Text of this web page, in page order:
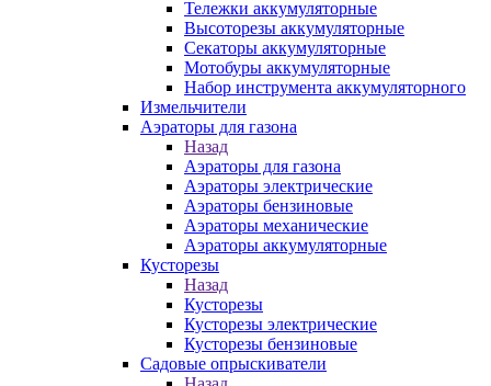
Тележки аккумуляторные
Высоторезы аккумуляторные
Секаторы аккумуляторные
Мотобуры аккумуляторные
Набор инструмента аккумуляторного
Измельчители
Аэраторы для газона
Назад
Аэраторы для газона
Аэраторы электрические
Аэраторы бензиновые
Аэраторы механические
Аэраторы аккумуляторные
Кусторезы
Назад
Кусторезы
Кусторезы электрические
Кусторезы бензиновые
Садовые опрыскиватели